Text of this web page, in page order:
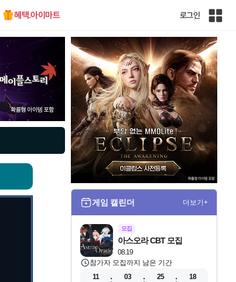
혜택.아이마트 로그인
인
전
체
사
이
트
맵
게임 캘린더 더보기+
모집
08.19
아스오라 CBT 모집
참가자 모집까지 남은 기간
11
03 25 17